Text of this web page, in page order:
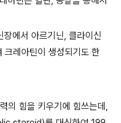
장에서 아르기닌, 클라이신
크레아틴이 생성되기도 한
의 힘을 키우기에 힘쓰는데 ,